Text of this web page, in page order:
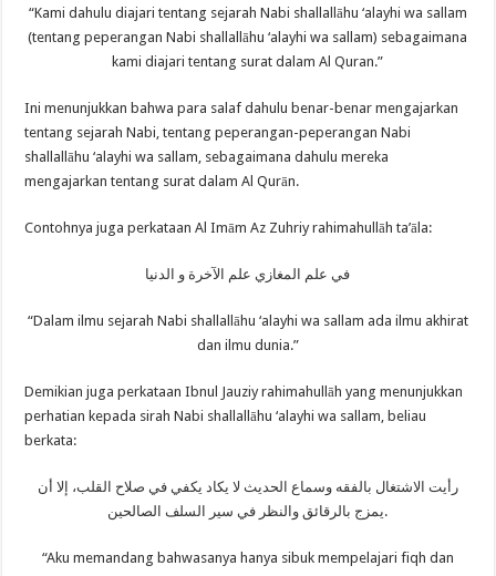
“Kami dahulu diajari tentang sejarah Nabi shallallāhu ‘alayhi wa sallam
(tentang peperangan Nabi shallallāhu ‘alayhi wa sallam) sebagaimana
kami diajari tentang surat dalam Al Quran.”
Ini menunjukkan bahwa para salaf dahulu benar-benar mengajarkan
tentang sejarah Nabi, tentang peperangan-peperangan Nabi
shallallāhu ‘alayhi wa sallam, sebagaimana dahulu mereka
mengajarkan tentang surat dalam Al Qurān.
Contohnya juga perkataan Al Imām Az Zuhriy rahimahullāh ta’āla:
في علم المغازي علم الآخرة و الدنيا
“Dalam ilmu sejarah Nabi shallallāhu ‘alayhi wa sallam ada ilmu akhirat
dan ilmu dunia.”
Demikian juga perkataan Ibnul Jauziy rahimahullāh yang menunjukkan
perhatian kepada sirah Nabi shallallāhu ‘alayhi wa sallam, beliau
berkata:
رأيت الاشتغال بالفقه وسماع الحديث لا يكاد يكفي في صلاح القلب، إلا أن
يمزج بالرقائق والنظر في سير السلف الصالحين.
“Aku memandang bahwasanya hanya sibuk mempelajari fiqh dan